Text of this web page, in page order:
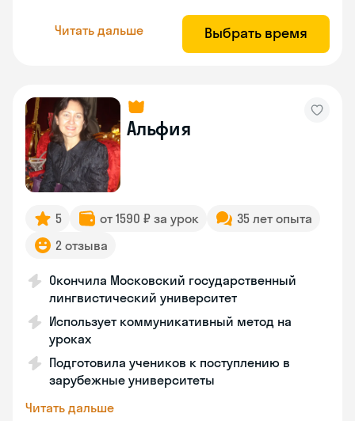
Читать дальше Выбрать время
Альфия
5 от 1590 ₽ за урок
35 лет опыта
2 отзыва
Окончила Московский государственный
лингвистический университет
Использует коммуникативный метод на
уроках
Подготовила учеников к поступлению в
зарубежные университеты
Читать дальше